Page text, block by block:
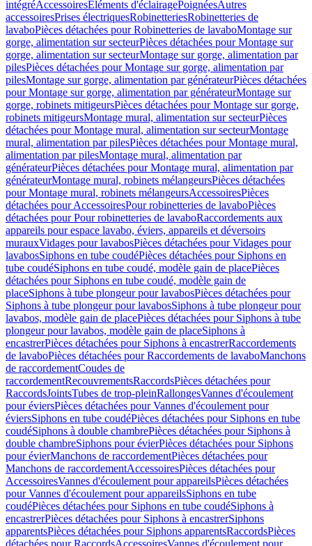
intégréAccessoiresEléments d'éclairagePoignéesAutres
accessoiresPrises électriquesRobinetteriesRobinetteries de
lavaboPièces détachées pour Robinetteries de lavaboMontage sur
gorge, alimentation sur secteurPièces détachées pour Montage sur
gorge, alimentation sur secteurMontage sur gorge, alimentation par
pilesPièces détachées pour Montage sur gorge, alimentation par
pilesMontage sur gorge, alimentation par générateurPièces détachées
pour Montage sur gorge, alimentation par générateurMontage sur
gorge, robinets mitigeursPièces détachées pour Montage sur gorge,
robinets mitigeursMontage mural, alimentation sur secteurPièces
détachées pour Montage mural, alimentation sur secteurMontage
mural, alimentation par pilesPièces détachées pour Montage mural,
alimentation par pilesMontage mural, alimentation par
générateurPièces détachées pour Montage mural, alimentation par
générateurMontage mural, robinets mélangeursPièces détachées
pour Montage mural, robinets mélangeursAccessoiresPièces
détachées pour AccessoiresPour robinetteries de lavaboPièces
détachées pour Pour robinetteries de lavaboRaccordements aux
appareils pour espace lavabo, éviers, appareils et déversoirs
murauxVidages pour lavabosPièces détachées pour Vidages pour
lavabosSiphons en tube coudéPièces détachées pour Siphons en
tube coudéSiphons en tube coudé, modèle gain de placePièces
détachées pour Siphons en tube coudé, modèle gain de
placeSiphons à tube plongeur pour lavabosPièces détachées pour
Siphons à tube plongeur pour lavabosSiphons à tube plongeur pour
lavabos, modèle gain de placePièces détachées pour Siphons à tube
plongeur pour lavabos, modèle gain de placeSiphons à
encastrerPièces détachées pour Siphons à encastrerRaccordements
de lavaboPièces détachées pour Raccordements de lavaboManchons
de raccordementCoudes de
raccordementRecouvrementsRaccordsPièces détachées pour
RaccordsJointsTubes de trop-pleinRallongesVannes d'écoulement
pour éviersPièces détachées pour Vannes d'écoulement pour
éviersSiphons en tube coudéPièces détachées pour Siphons en tube
coudéSiphons à double chambrePièces détachées pour Siphons à
double chambreSiphons pour évierPièces détachées pour Siphons
pour évierManchons de raccordementPièces détachées pour
Manchons de raccordementAccessoiresPièces détachées pour
AccessoiresVannes d'écoulement pour appareilsPièces détachées
pour Vannes d'écoulement pour appareilsSiphons en tube
coudéPièces détachées pour Siphons en tube coudéSiphons à
encastrerPièces détachées pour Siphons à encastrerSiphons
apparentsPièces détachées pour Siphons apparentsRaccordsPièces
détachées pour RaccordsAccessoiresVannes d'écoulement pour